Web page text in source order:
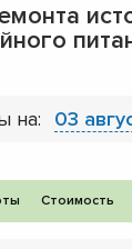
на: 03
Стоимость